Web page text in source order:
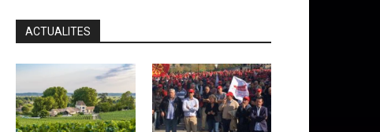
ACTUALITES